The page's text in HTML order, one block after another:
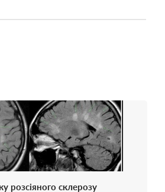
розсіяного склерозу